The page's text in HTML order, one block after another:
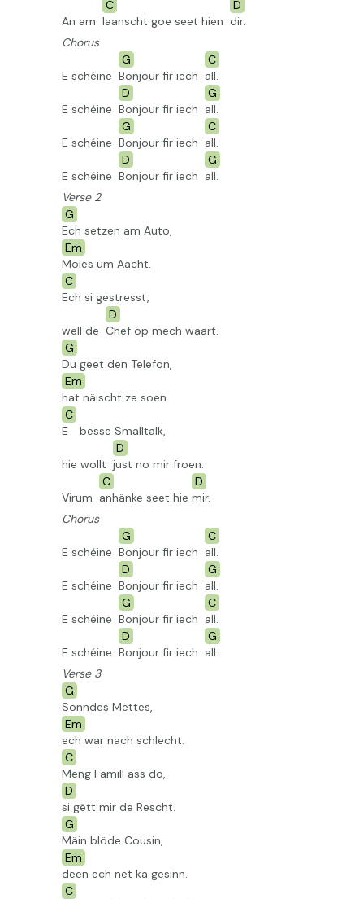
An am
C
laanscht goe seet hien
D
dir.
Chorus
E schéine
G
Bonjour fir iech
C
all.
E schéine
D
Bonjour fir iech
G
all.
E schéine
G
Bonjour fir iech
C
all.
E schéine
D
Bonjour fir iech
G
all.
Verse 2
G
Ech setzen am Auto,
Em
Moies um Aacht.
C
Ech si gestresst,
well de
D
Chef op mech waart.
G
Du geet den Telefon,
Em
hat näischt ze soen.
C
E
bësse Smalltalk,
hie wollt
D
just no mir froen.
Virum
C
anhänke seet hie
D
mir.
Chorus
E schéine
G
Bonjour fir iech
C
all.
E schéine
D
Bonjour fir iech
G
all.
E schéine
G
Bonjour fir iech
C
all.
E schéine
D
Bonjour fir iech
G
all.
Verse 3
G
Sonndes Mëttes,
Em
ech war nach schlecht.
C
Meng Famill ass do,
D
si gëtt mir de Rescht.
G
Mäin blöde Cousin,
Em
deen ech net ka gesinn.
C